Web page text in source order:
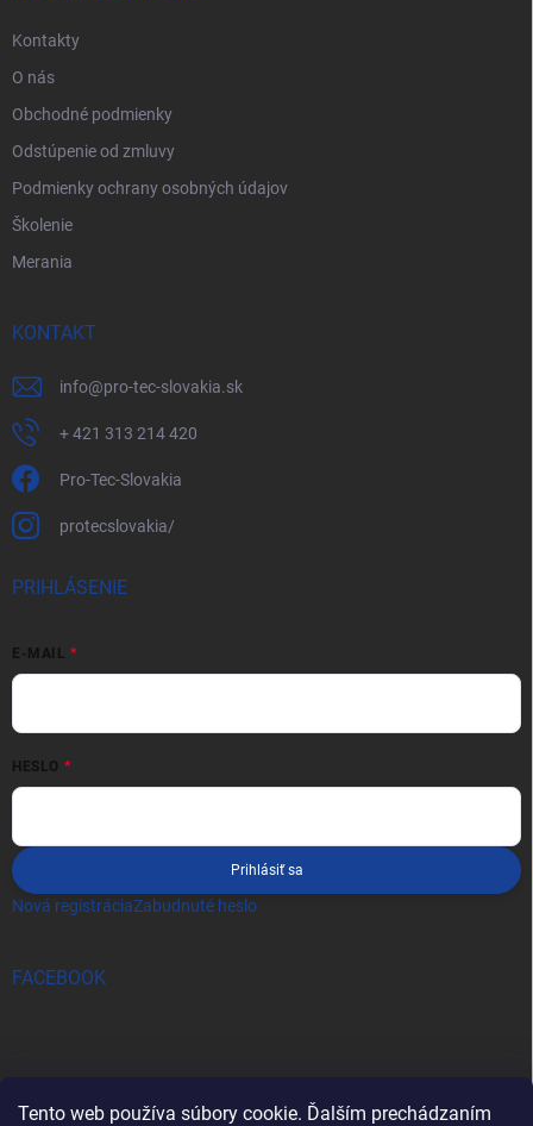
Tento web používa súbory cookie. Ďalším prechádzaním
Kontakty
O nás
Obchodné podmienky
Odstúpenie od zmluvy
Podmienky ochrany osobných údajov
Školenie
Merania
KONTAKT
info@pro-tec-slovakia.sk
+ 421 313 214 420
Pro-Tec-Slovakia
protecslovakia/
PRIHLÁSENIE
E-MAIL
HESLO
Prihlásiť sa
Nová registráciaZabudnuté heslo
FACEBOOK